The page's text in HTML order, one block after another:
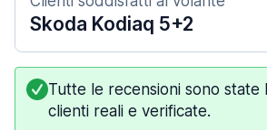
Skoda Kodiaq 5+2
Tutte le recensioni sono state
clienti reali e verificate.